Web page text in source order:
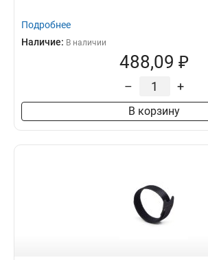
Подробнее
Наличие: В наличии
488,09 ₽
– +
В корзину